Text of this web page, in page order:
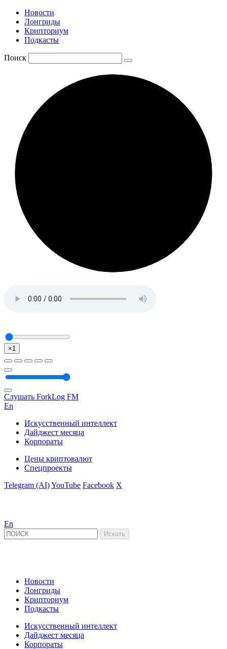
Новости
Лонгриды
Крипториум
Подкасты
Поиск
×1
Слушать ForkLog FM
En
Искусственный интеллект
Дайджест месяца
Корпораты
Цены криптовалют
Спецпроекты
Telegram (AI)YouTube Facebook X
En
Новости
Лонгриды
Крипториум
Подкасты
Искусственный интеллект
Дайджест месяца
Корпораты